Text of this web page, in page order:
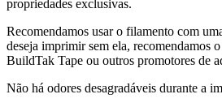
propriedades exclusivas.
Recomendamos usar o filamento com
deseja imprimir sem ela, recomendamos
BuildTak Tape ou outros promotores de
Não há odores desagradáveis durante a